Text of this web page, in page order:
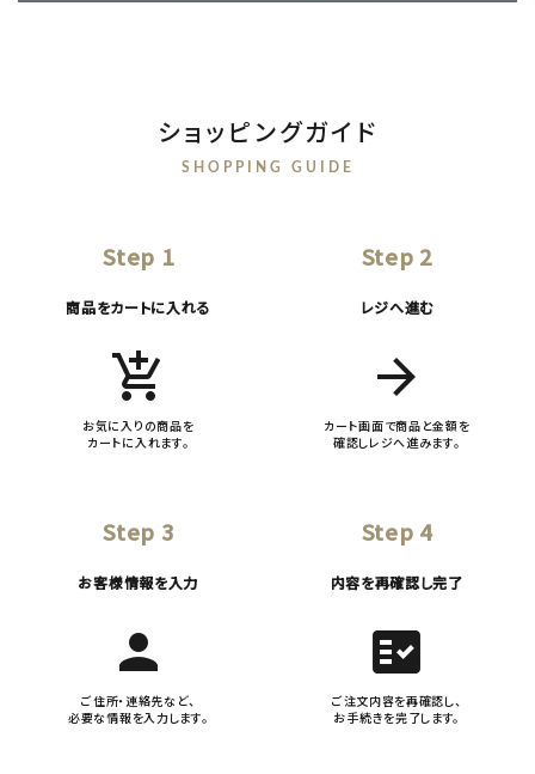
ショッピングガイド
SHOPPING GUIDE
Step 1
商品をカートに入れる
add_shopping_cart
お気に入りの商品を
カートに入れます。
Step 2
レジへ進む
arrow_forward
カート画面で商品と金額を
確認しレジへ進みます。
Step 3
お客様情報を入力
person
ご住所・連絡先など、
必要な情報を入力します。
Step 4
内容を再確認し完了
fact_check
ご注文内容を再確認し、
お手続きを完了します。